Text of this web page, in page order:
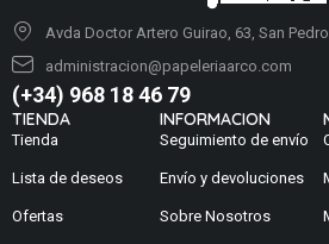
Avda Doctor Artero Guirao, 63, San
administracion@papeleriaarco.com
(+34) 968 18 46 79
TIENDA
Tienda
Lista de deseos
Ofertas
INFORMACION
Seguimiento de envío
Envío y devoluciones
Sobre Nosotros